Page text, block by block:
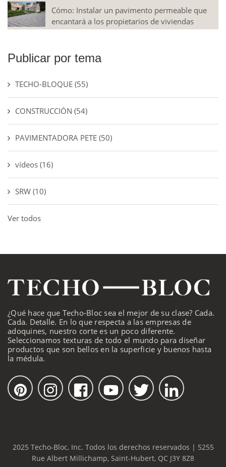
Cómo: Instalar un pavimento permeable que
encantará a los propietarios de viviendas
Publicar por tema
TECHO-BLOQUE (55)
CONSTRUCCIÓN (54)
PAVIMENTADORA PETE (50)
vídeos (16)
SRW (10)
Ver todos
¿Qué hace que Techo-Bloc sea el mejor de su clase? Cada.
Cada. Detalle. En lo que respecta a las empresas de
adoquines, nuestro corte es un poco diferente.
Seleccionamos texturas de todo el mundo para diseñar
productos que son bellos en la superficie y buenos hasta
la médula.
2025 Techo-Bloc, Inc. Todos los derechos reservados | 5255
Rue Albert Millichamp, Saint-Hubert, QC J3Y 8Z8